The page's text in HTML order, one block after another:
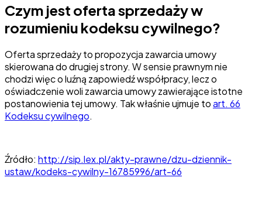
Czym jest oferta sprzedaży w
rozumieniu kodeksu cywilnego?
Oferta sprzedaży to propozycja zawarcia umowy
skierowana do drugiej strony. W sensie prawnym nie
chodzi więc o luźną zapowiedź współpracy, lecz o
oświadczenie woli zawarcia umowy zawierające istotne
postanowienia tej umowy. Tak właśnie ujmuje toart. 66
Kodeksu cywilnego.
Źródło: http://sip.lex.pl/akty-prawne/dzu-dziennik-
ustaw/kodeks-cywilny-16785996/art-66